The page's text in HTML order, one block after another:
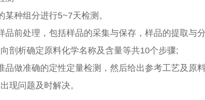
种组分进行5~7天检测。
前处理，包括样品的采集与保存，样品的提取与
剖析确定原料化学名称及含量等共10个步骤;
做准确的定性定量检测，然后给出参考工艺及原
现问题及时解决。